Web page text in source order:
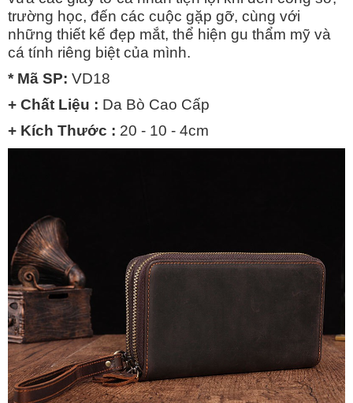
trường học, đến các cuộc gặp gỡ, cùng với
những thiết kế đẹp mắt, thể hiện gu thẩm mỹ và
cá tính riêng biệt của mình.
* Mã SP: VD18
+ Chất Liệu : Da Bò Cao Cấp
+ Kích Thước : 20 - 10 - 4cm